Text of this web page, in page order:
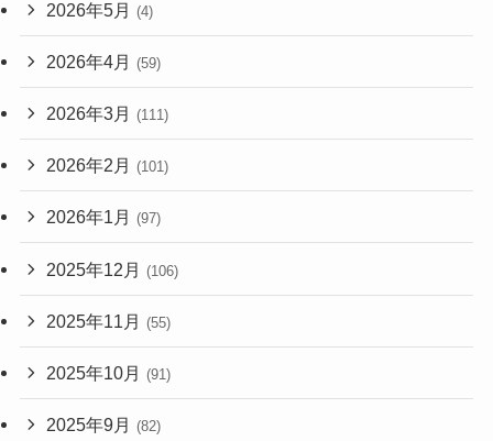
2026年5月 (4)
2026年4月 (59)
2026年3月 (111)
2026年2月 (101)
2026年1月 (97)
2025年12月 (106)
2025年11月 (55)
2025年10月 (91)
2025年9月 (82)